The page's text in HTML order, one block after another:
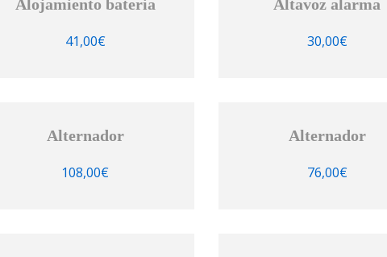
Alojamiento bateria
41,00€
Altavoz alarma
30,00€
Alternador
108,00€
Alternador
76,00€